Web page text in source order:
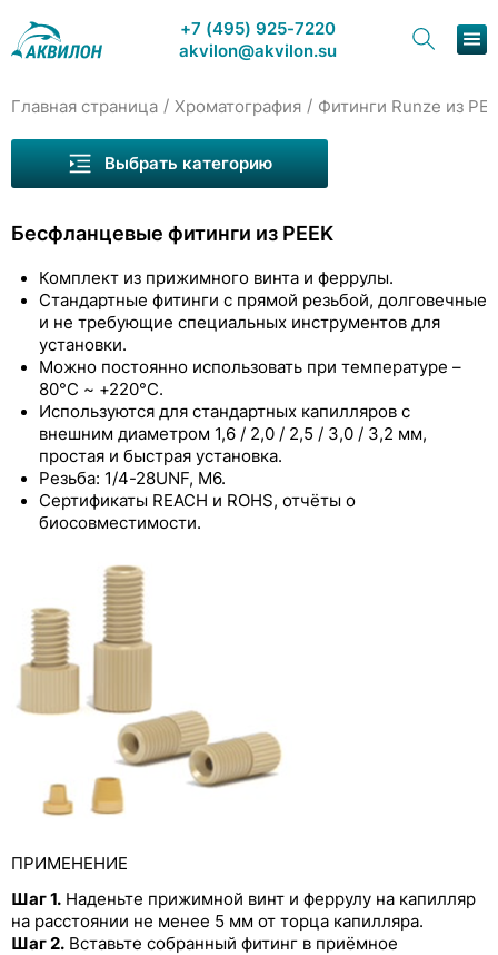
+7 (495) 925-7220
akvilon@akvilon.su
Сервис и ремонт
Контакты
Главная страница / Хроматография / Фитинги Runze из
Бесфланцевые фитинги из PEEK
Комплект из прижимного винта и феррулы.
Стандартные фитинги с прямой резьбой, долговечные
и не требующие специальных инструментов для
установки.
Можно постоянно использовать при температуре –
80°C ~ +220°C.
Используются для стандартных капилляров с
внешним диаметром 1,6 / 2,0 / 2,5 / 3,0 / 3,2 мм,
простая и быстрая установка.
Резьба: 1/4-28UNF, M6.
Сертификаты REACH и ROHS, отчёты о
биосовместимости.
ПРИМЕНЕНИЕ
Шаг 1. Наденьте прижимной винт и феррулу на капилляр
на расстоянии не менее 5 мм от торца капилляра.
Шаг 2. Вставьте собранный фитинг в приёмное
Выбрать категорию
Капилляры Runze
Фитинги Runze из PEEK
Фланцевые фитинги из PEEK
Бесфланцевые фитинги из PEEK
Бесфланцевые фитинги из PEEK со
Фланцевый ультра-мини-фитинг из PEEK
Бесфланцевый ультра-мини-фитинг из PEEK
со стопорным кольцом
Фитинги из PEEK большого диаметра
Бесфланцевые фитинги из PEEK с
предустановленным моментом затяжки
Бесфланцевые фитинги из PEEK со
стопорным кольцом и предустановленным
Винты с феррулой из PEEK